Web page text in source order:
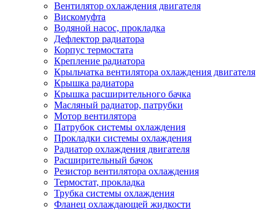
Вентилятор охлаждения двигателя
Вискомуфта
Водяной насос, прокладка
Дефлектор радиатора
Корпус термостата
Крепление радиатора
Крыльчатка вентилятора охлаждения двигателя
Крышка радиатора
Крышка расширительного бачка
Масляный радиатор, патрубки
Мотор вентилятора
Патрубок системы охлаждения
Прокладки системы охлаждения
Радиатор охлаждения двигателя
Расширительный бачок
Резистор вентилятора охлаждения
Термостат, прокладка
Трубка системы охлаждения
Фланец охлаждающей жидкости